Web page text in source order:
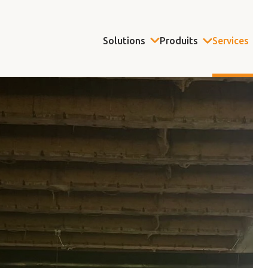
Solutions Produits Services